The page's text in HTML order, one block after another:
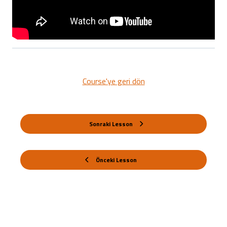
Önceki Lesson
Course'ye geri dön
Sonraki Lesson